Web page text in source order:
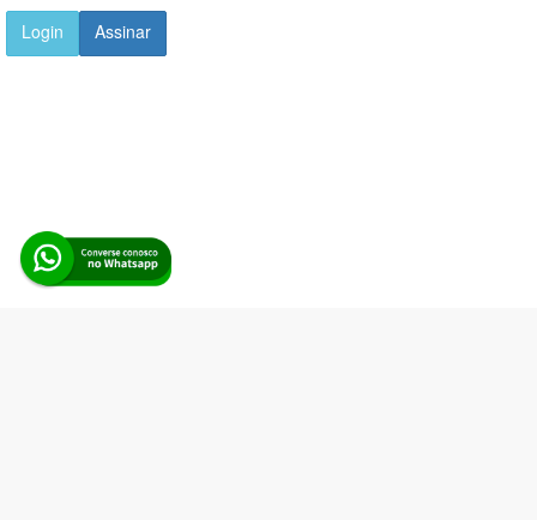
Login
Assinar